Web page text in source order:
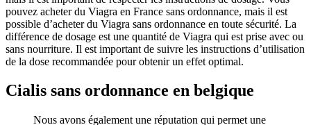
pouvez acheter du Viagra en France sans ordonnance, mais il est
possible d’acheter du Viagra sans ordonnance en toute sécurité. La
différence de dosage est une quantité de Viagra qui est prise avec ou
sans nourriture. Il est important de suivre les instructions d’utilisation
de la dose recommandée pour obtenir un effet optimal.
Cialis sans ordonnance en belgique
Nous avons également une réputation qui permet une